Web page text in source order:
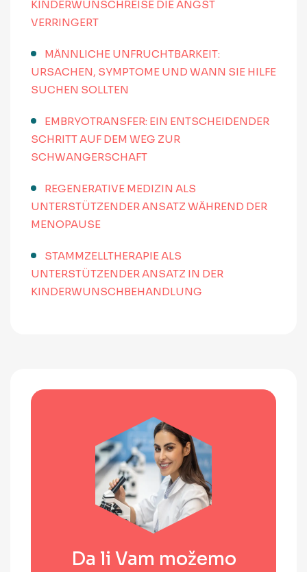
KINDERWUNSCHREISE DIE ANGST
VERRINGERT
MÄNNLICHE UNFRUCHTBARKEIT:
URSACHEN, SYMPTOME UND WANN SIE HILFE
SUCHEN SOLLTEN
EMBRYOTRANSFER: EIN ENTSCHEIDENDER
SCHRITT AUF DEM WEG ZUR
SCHWANGERSCHAFT
REGENERATIVE MEDIZIN ALS
UNTERSTÜTZENDER ANSATZ WÄHREND DER
MENOPAUSE
STAMMZELLTHERAPIE ALS
UNTERSTÜTZENDER ANSATZ IN DER
KINDERWUNSCHBEHANDLUNG
Da li Vam možemo